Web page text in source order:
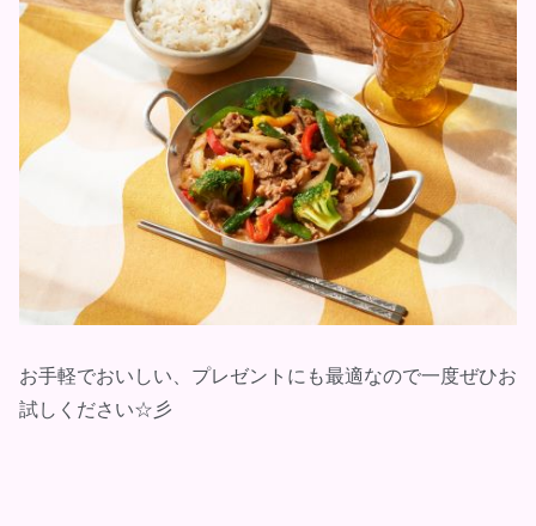
お手軽でおいしい、プレゼントにも最適なので一度ぜひお
試しください☆彡